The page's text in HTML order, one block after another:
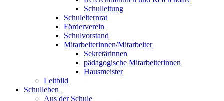
Schulleitung
Schulelternrat
Förderverein
Schulvorstand
Mitarbeiterinnen/Mitarbeiter
Sekretärinnen
pädagogische Mitarbeiterinnen
Hausmeister
Leitbild
Schulleben
Aus der Schule